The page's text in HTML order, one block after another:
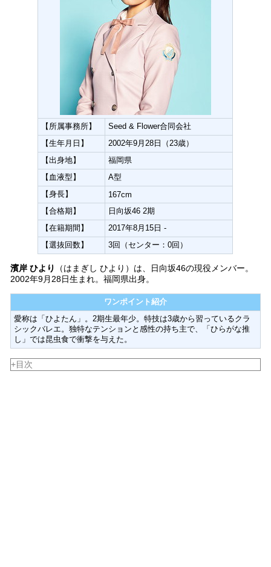
【所属事務所】
Seed & Flower合同会社
【生年月日】
2002年9月28日（23歳）
【出身地】
福岡県
【血液型】
A型
【身長】
167cm
【合格期】
日向坂46 2期
【在籍期間】
2017年8月15日 -
【選抜回数】
3回（センター：0回）
濱岸 ひより
（はまぎし ひより）は、日向坂46の現役メンバー。
2002年9月28日生まれ。福岡県出身。
ワンポイント紹介
愛称は「ひよたん」。2期生最年少。特技は3歳から習っているクラ
シックバレエ。独特なテンションと感性の持ち主で、「ひらがな推
し」では昆虫食で衝撃を与えた。
+目次